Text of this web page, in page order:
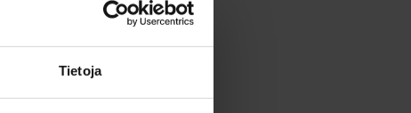
Tietoja
E ja P